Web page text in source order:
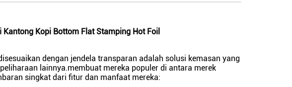
Kopi Bottom Flat Stamping Hot Foil
dengan jendela transparan adalah solusi kemasan yang
lainnya.membuat mereka populer di antara merek
singkat dari fitur dan manfaat mereka: